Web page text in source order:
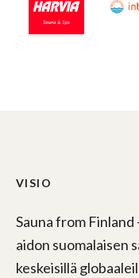
VISIO
Sauna from
aidon suomalaisen
keskeisillä